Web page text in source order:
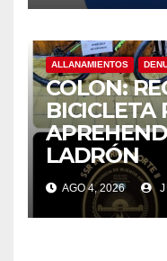
ALLANAMIENTOS
COLON:
BICICLETA
LADRÓN
AGO 4, 2026